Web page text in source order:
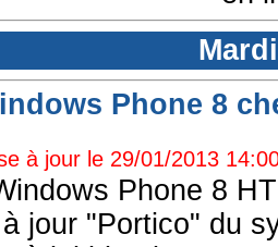
Phone 8
à jour le 29/01/2013
Phone 8
jour "Portico" du